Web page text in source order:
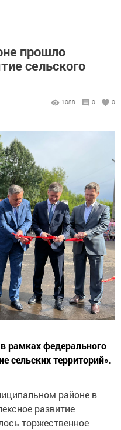
прошло
сельского
1088 0 0
рамках федерального
сельских территорий».
районе в
развитие
торжественное